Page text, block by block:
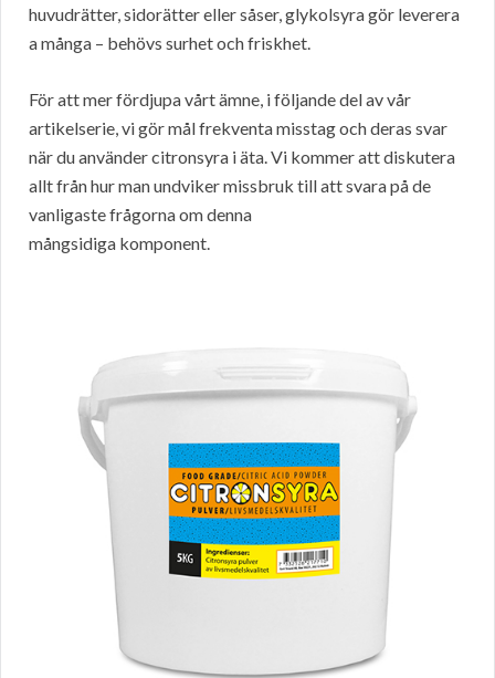
huvudrätter, sidorätter eller såser, glykolsyra gör leverera
a många – behövs surhet och friskhet.
För att mer fördjupa vårt ämne, i följande del av vår
artikelserie, vi gör mål frekventa misstag och deras svar
när du använder citronsyra i äta. Vi kommer att diskutera
allt från hur man undviker missbruk till att svara på de
vanligaste frågorna om denna
mångsidiga komponent.